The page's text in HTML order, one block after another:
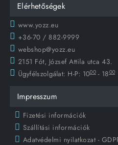
Elérhetőségek
www.yozz.eu
+36-70 / 882-9999
webshop@yozz.eu
2151 Fót, József Attila utca 43.
Ügyfélszolgálat: H-P: 1000 - 1800
Impresszum
Fizetési információk
Szállítási információk
Adatvédelmi nyilatkozat -